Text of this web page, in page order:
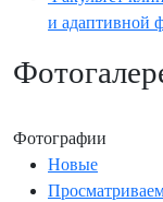
и адаптивной
Фотографии
Новые